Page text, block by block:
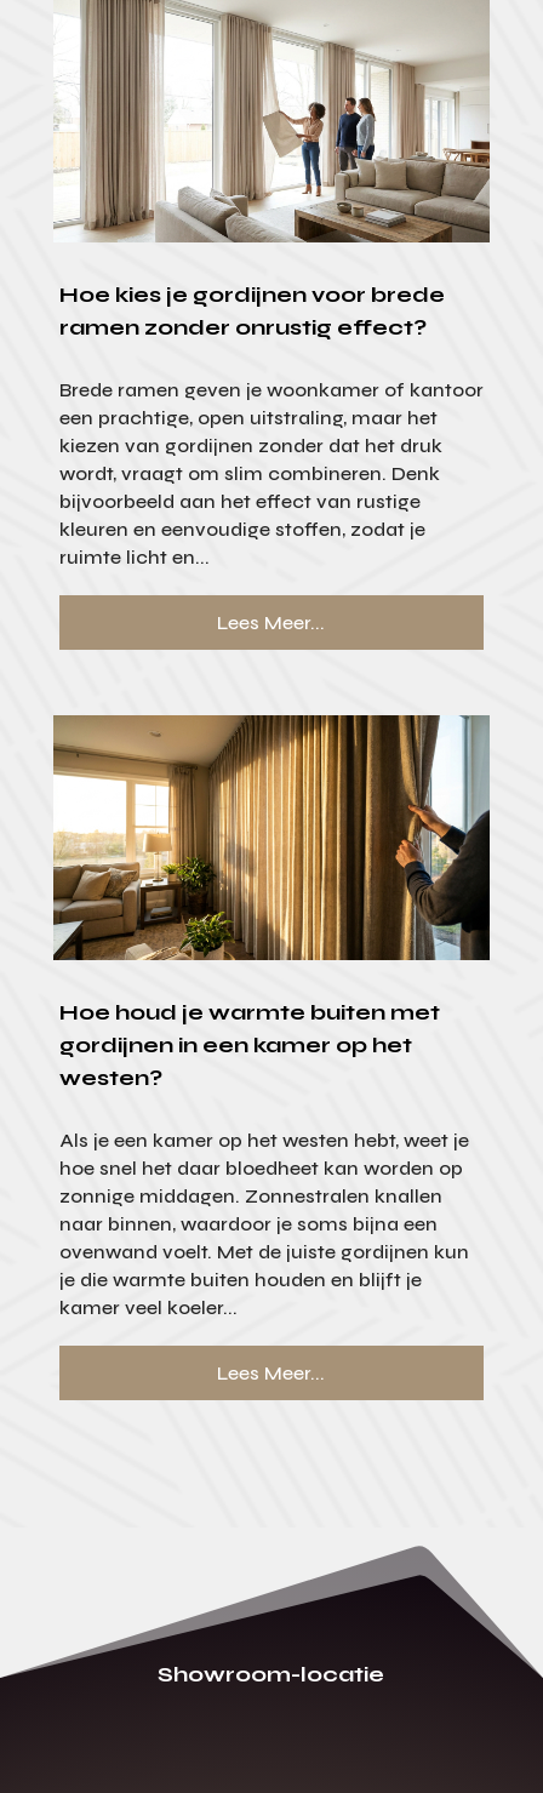
Hoe kies je gordijnen voor brede
ramen zonder onrustig effect?
Brede ramen geven je woonkamer of kantoor
een prachtige, open uitstraling, maar het
kiezen van gordijnen zonder dat het druk
wordt, vraagt om slim combineren. Denk
bijvoorbeeld aan het effect van rustige
kleuren en eenvoudige stoffen, zodat je
ruimte licht en...
Lees Meer...
Hoe houd je warmte buiten met
gordijnen in een kamer op het
westen?
Als je een kamer op het westen hebt, weet je
hoe snel het daar bloedheet kan worden op
zonnige middagen. Zonnestralen knallen
naar binnen, waardoor je soms bijna een
ovenwand voelt. Met de juiste gordijnen kun
je die warmte buiten houden en blijft je
kamer veel koeler...
Lees Meer...
Showroom-locatie